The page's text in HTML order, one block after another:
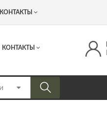
+7 (917) 537 17 16
КОНТАКТЫ
КОНТАКТЫ